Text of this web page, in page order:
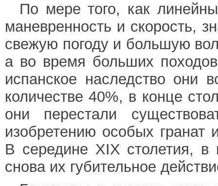
По мере того, как
маневренность и скорость,
свежую погоду и большую
а во время больших
испанское наследство они
количестве 40%, в конце
они перестали
изобретению особых гранат
В середине XIX столетия,
снова их губительное